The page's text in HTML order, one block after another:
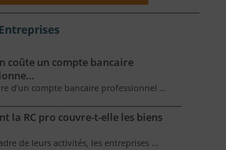
coûte un compte bancaire
d’un compte bancaire professionnel …
la RC pro couvre-t-elle les biens
de leurs activités, les entreprises …